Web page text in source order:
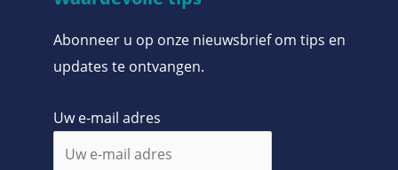
Abonneer u op onze nieuwsbrief om tips en
updates te ontvangen.
Uw e-mail adres